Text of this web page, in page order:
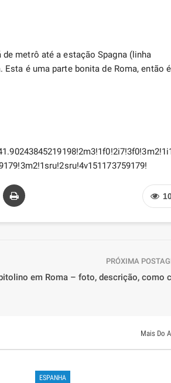
metrô até a estação Spagna (linha
Esta é uma parte bonita de Roma, então é
PRÓXIMA
em Roma – foto, descrição, como
Mais Do
ESPANHA